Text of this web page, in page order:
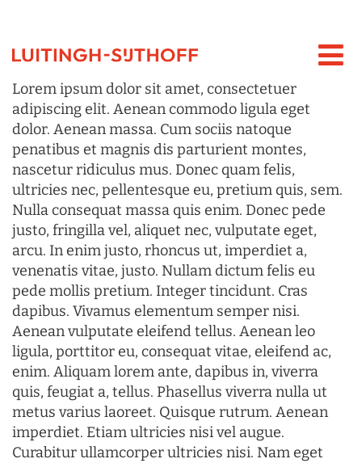
Lorem ipsum dolor sit amet, consectetuer
adipiscing elit. Aenean commodo ligula eget
dolor. Aenean massa. Cum sociis natoque
penatibus et magnis dis parturient montes,
nascetur ridiculus mus. Donec quam felis,
ultricies nec, pellentesque eu, pretium quis, sem.
Nulla consequat massa quis enim. Donec pede
justo, fringilla vel, aliquet nec, vulputate eget,
arcu. In enim justo, rhoncus ut, imperdiet a,
venenatis vitae, justo. Nullam dictum felis eu
pede mollis pretium. Integer tincidunt. Cras
dapibus. Vivamus elementum semper nisi.
Aenean vulputate eleifend tellus. Aenean leo
ligula, porttitor eu, consequat vitae, eleifend ac,
enim. Aliquam lorem ante, dapibus in, viverra
quis, feugiat a, tellus. Phasellus viverra nulla ut
metus varius laoreet. Quisque rutrum. Aenean
imperdiet. Etiam ultricies nisi vel augue.
Curabitur ullamcorper ultricies nisi. Nam eget